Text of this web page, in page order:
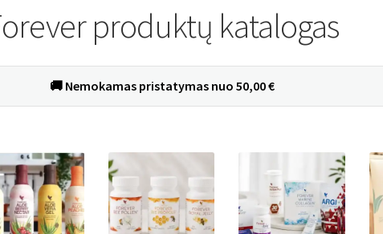
produktų katalogas
🚚 Nemokamas pristatymas nuo50,00€